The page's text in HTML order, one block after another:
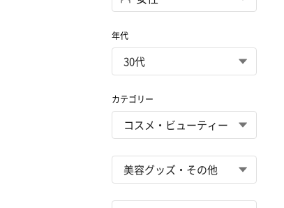
年代
カテゴリー